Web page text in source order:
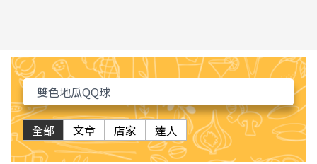
全部 文章 店家 達人